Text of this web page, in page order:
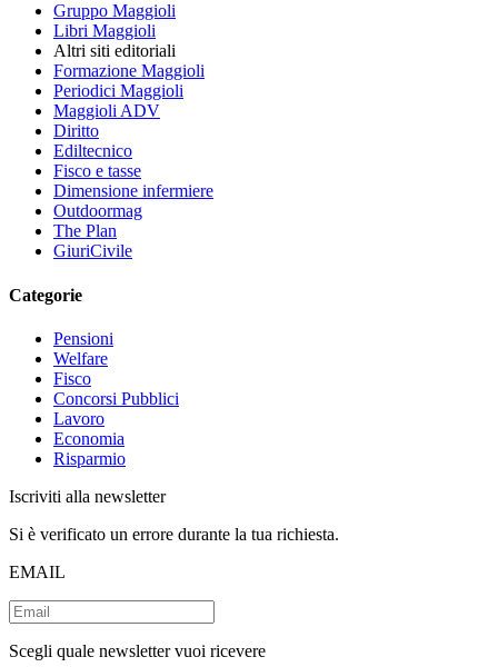
Gruppo Maggioli
Libri Maggioli
Altri siti editoriali
Formazione Maggioli
Periodici Maggioli
Maggioli ADV
Diritto
Ediltecnico
Fisco e tasse
Dimensione infermiere
Outdoormag
The Plan
GiuriCivile
Categorie
Pensioni
Welfare
Fisco
Concorsi Pubblici
Lavoro
Economia
Risparmio
Iscriviti alla newsletter
Si è verificato un errore durante la tua richiesta.
EMAIL
Scegli quale newsletter vuoi ricevere